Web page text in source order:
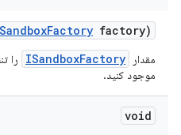
Factory factory)
مقدار ISandboxFactory
را
موجود کنید.
void